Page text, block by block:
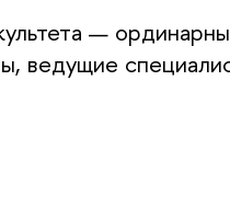
—
ведущие